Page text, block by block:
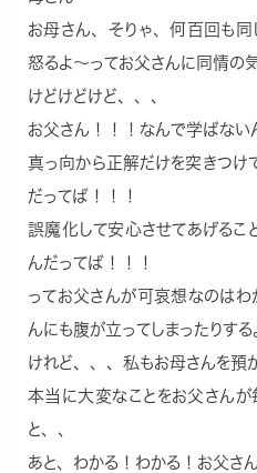
お母さん、そりゃ、何百回も同
怒るよ〜ってお父さんに同情の
けどけどけど、、、
お父さん！！！なんで学ばない
真っ向から正解だけを突きつけ
だってば！！！
誤魔化して安心させてあげる
んだってば！！！
ってお父さんが可哀想なのはわ
んにも腹が立ってしまったりする
けれど、、、私もお母さんを預
本当に大変なことをお父さんが
と、、
あと、わかる！わかる！お父さ